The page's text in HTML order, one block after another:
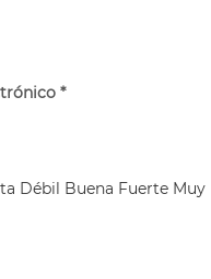
*
Débil Buena Fuerte Muy